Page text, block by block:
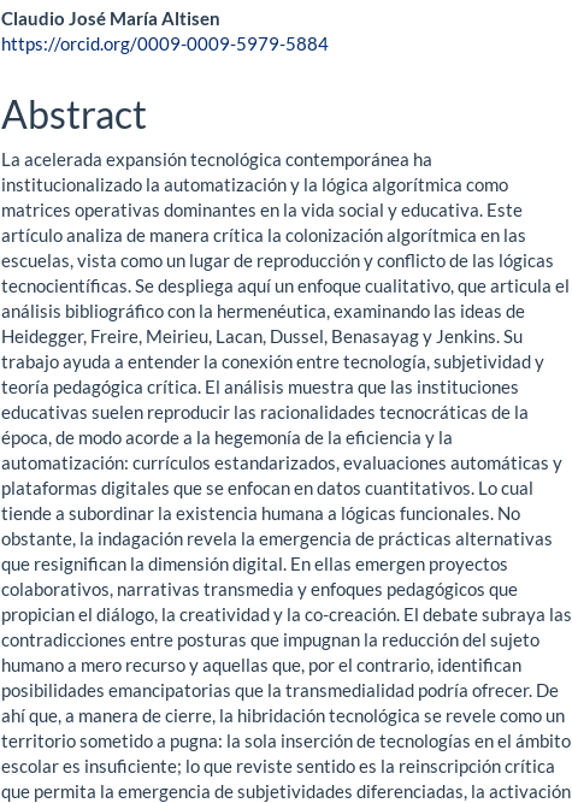
Main
Article
Content
Claudio José María Altisen
https://orcid.org/0009-0009-5979-5884
Abstract
La acelerada expansión tecnológica contemporánea ha
institucionalizado la automatización y la lógica algorítmica como
matrices operativas dominantes en la vida social y educativa. Este
artículo analiza de manera crítica la colonización algorítmica en las
escuelas, vista como un lugar de reproducción y conflicto de las lógicas
tecnocientíficas. Se despliega aquí un enfoque cualitativo, que articula el
análisis bibliográfico con la hermenéutica, examinando las ideas de
Heidegger, Freire, Meirieu, Lacan, Dussel, Benasayag y Jenkins. Su
trabajo ayuda a entender la conexión entre tecnología, subjetividad y
teoría pedagógica crítica. El análisis muestra que las instituciones
educativas suelen reproducir las racionalidades tecnocráticas de la
época, de modo acorde a la hegemonía de la eficiencia y la
automatización: currículos estandarizados, evaluaciones automáticas y
plataformas digitales que se enfocan en datos cuantitativos. Lo cual
tiende a subordinar la existencia humana a lógicas funcionales. No
obstante, la indagación revela la emergencia de prácticas alternativas
que resignifican la dimensión digital. En ellas emergen proyectos
colaborativos, narrativas transmedia y enfoques pedagógicos que
propician el diálogo, la creatividad y la co-creación. El debate subraya las
contradicciones entre posturas que impugnan la reducción del sujeto
humano a mero recurso y aquellas que, por el contrario, identifican
posibilidades emancipatorias que la transmedialidad podría ofrecer. De
ahí que, a manera de cierre, la hibridación tecnológica se revele como un
territorio sometido a pugna: la sola inserción de tecnologías en el ámbito
escolar es insuficiente; lo que reviste sentido es la reinscripción crítica
que permita la emergencia de subjetividades diferenciadas, la activación